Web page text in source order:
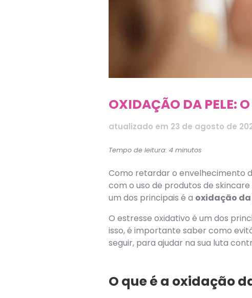
OXIDAÇÃO DA PELE:
atualizado em 23 de agosto de
Tempo de leitura: 4 minutos
Como retardar o envelhecimento
com o uso de produtos de
um dos principais é a oxidação da
O estresse oxidativo é um dos
isso, é importante saber como
seguir, para ajudar na sua luta
O que é a oxidação